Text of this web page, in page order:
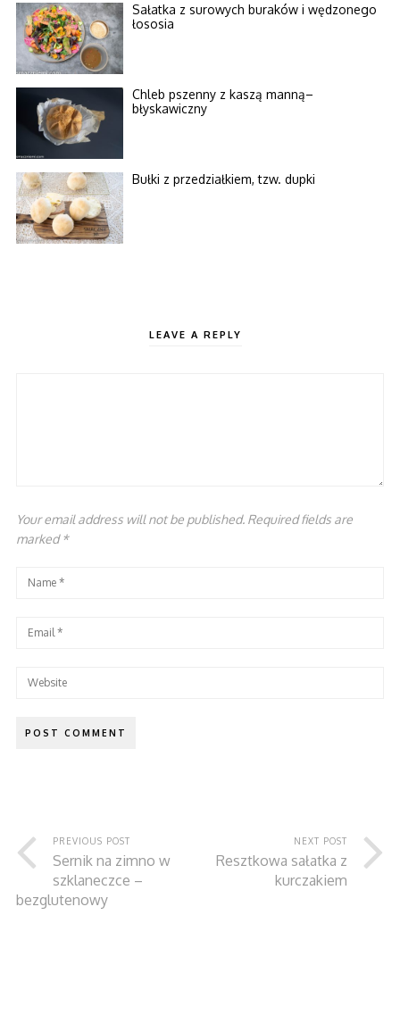
Sałatka z surowych buraków i wędzonego
łososia
Chleb pszenny z kaszą manną–
błyskawiczny
Bułki z przedziałkiem, tzw. dupki
LEAVE A REPLY
Your email address will not be published. Required fields are
marked*
PREVIOUS POST
Sernik na zimno w
szklaneczce –
bezglutenowy
NEXT POST
Resztkowa sałatka z
kurczakiem